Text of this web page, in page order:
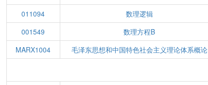
011094
数理逻辑
001549
数理方程B
MARX1004
毛泽东思想和中国特色社会主义理论体系概论